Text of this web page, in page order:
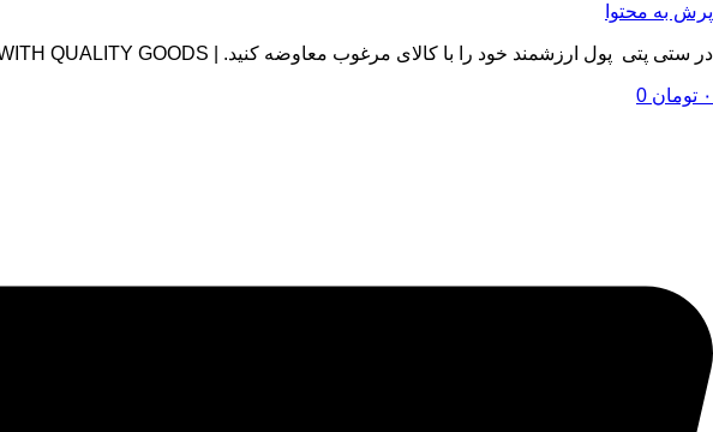
پرش به محتوا
در ستی پتی پول ارزشمند خود را با کالای مرغوب معاوضه کنید. | BY SETIPETI , EXCHANGE YOUR VALUABLE MONEY WITH QUALITY GOODS
۰ تومان 0